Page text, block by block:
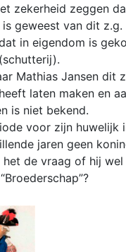
zekerheid zeggen
geweest van dit z.g.
in eigendom is
Mathias Jansen dit
laten maken en
is niet bekend.
voor zijn huwelijk
jaren geen
het de vraag of hij